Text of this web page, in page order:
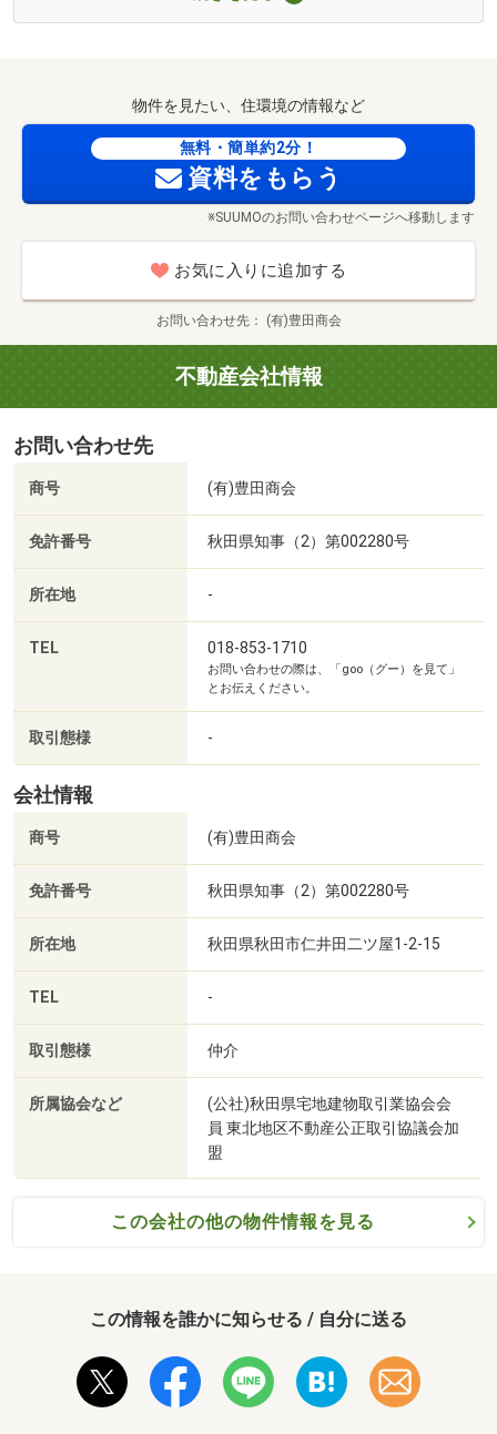
■【駅】JR羽越本線 羽後牛島駅（約1200m・徒歩15分）
げ帰りに寄ってみてはいかがてすか？
◇お客様に合わせたご案内プラン◇
■お忙しいお客様にはポイントをピックアップしてのご
案内、資金計画まで相談したいお客様には住宅ローン情報
や不動産購入にかかる諸費用のことまでしっかりご説明さ
■ご希望条件の中からお選びいただきました物件を複数
外の物件もございますので、ご相談くださいませ♪
*-*-*-*-*-*-*-*-*-*-*-*-*-*-*-*-*-*-*-*-*-*-*-*-*
だからこそ、不安に感じることも多いかと思います。
そんな時！マイホーム購入や住み替えに関すること、資金
のこと、ご家族のこと、なんでもご相談ください！
お住まいについての日頃からのお悩みや不安はもちろんの
こと、最近お住まい探しを始めてちょっとわからないとこ
ろなど、納得のいくまでご説明します。
スタッフ一同、お住まい探しのお手伝いできることを心よ
物件を見たい、住環境の情報など
無料・簡単約2分！
資料をもらう
※SUUMOのお問い合わせページへ移動します
お気に入りに追加する
お問い合わせ先 (有)豊田商会
不動産会社情報
お問い合わせ先
商号 (有)豊田商会
免許番号 秋田県知事（2）第002280号
所在地 -
TEL 018-853-1710
お問い合わせの際は、「goo（グー）を見て」
とお伝えください。
取引態様 -
会社情報
商号 (有)豊田商会
免許番号 秋田県知事（2）第002280号
所在地 秋田県秋田市仁井田二ツ屋1-2-15
TEL -
取引態様 仲介
所属協会など
(公社)秋田県宅地建物取引業協会会
員 東北地区不動産公正取引協議会加
盟
この会社の他の物件情報を見る
この情報を誰かに知らせる / 自分に送る